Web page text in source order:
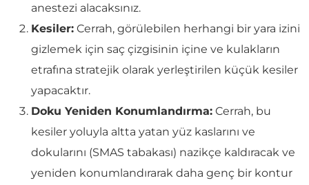
anestezi alacaksınız.
Kesiler: Cerrah, görülebilen herhangi bir yara izini
gizlemek için saç çizgisinin içine ve kulakların
etrafına stratejik olarak yerleştirilen küçük kesiler
yapacaktır.
Doku Yeniden Konumlandırma: Cerrah, bu
kesiler yoluyla altta yatan yüz kaslarını ve
dokularını (SMAS tabakası) nazikçe kaldıracak ve
yeniden konumlandırarak daha genç bir kontur